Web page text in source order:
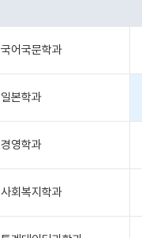
국어국문학과
일본학과
경영학과
사회복지학과